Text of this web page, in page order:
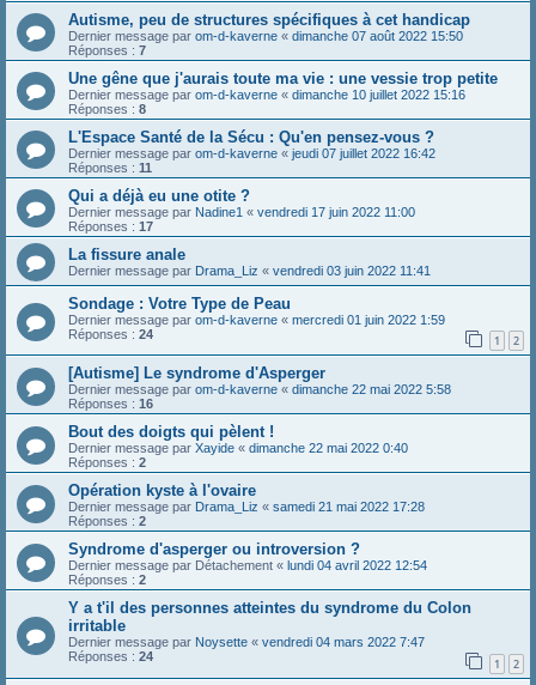
Autisme, peu de structures spécifiques à cet handicap
Dernier message par om-d-kaverne « dimanche 07 août 2022 15:50
Réponses : 7
Une gêne que j'aurais toute ma vie : une vessie trop petite
Dernier message par om-d-kaverne « dimanche 10 juillet 2022 15:16
Réponses : 8
L'Espace Santé de la Sécu : Qu'en pensez-vous ?
Dernier message par om-d-kaverne « jeudi 07 juillet 2022 16:42
Réponses : 11
Qui a déjà eu une otite ?
Dernier message par Nadine1 « vendredi 17 juin 2022 11:00
Réponses : 17
La fissure anale
Dernier message par Drama_Liz « vendredi 03 juin 2022 11:41
Sondage : Votre Type de Peau
Dernier message par om-d-kaverne « mercredi 01 juin 2022 1:59
Réponses : 24 1 2
[Autisme] Le syndrome d'Asperger
Dernier message par om-d-kaverne « dimanche 22 mai 2022 5:58
Réponses : 16
Bout des doigts qui pèlent !
Dernier message par Xayide « dimanche 22 mai 2022 0:40
Réponses : 2
Opération kyste à l'ovaire
Dernier message par Drama_Liz « samedi 21 mai 2022 17:28
Réponses : 2
Syndrome d'asperger ou introversion ?
Dernier message par Détachement « lundi 04 avril 2022 12:54
Réponses : 2
Y a t'il des personnes atteintes du syndrome du Colon
irritable
Dernier message par Noysette « vendredi 04 mars 2022 7:47
Réponses : 24 1 2